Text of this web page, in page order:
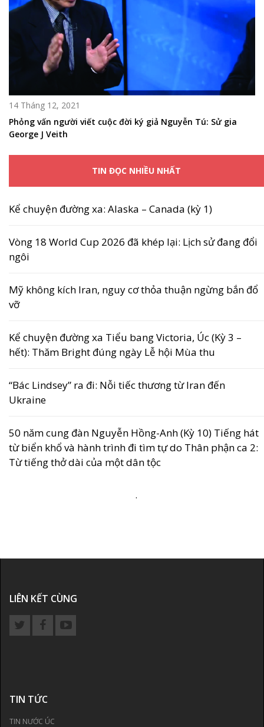
14 Tháng 12, 2021
Phỏng vấn người viết cuộc đời ký giả Nguyễn Tú: Sử gia
George J Veith
TIN ĐỌC NHIỀU NHẤT
Kể chuyện đường xa: Alaska – Canada (kỳ 1)
Vòng 18 World Cup 2026 đã khép lại: Lịch sử đang đổi
ngôi
Mỹ không kích Iran, nguy cơ thỏa thuận ngừng bắn đổ
vỡ
Kể chuyện đường xa Tiểu bang Victoria, Úc (Kỳ 3 –
hết): Thăm Bright đúng ngày Lễ hội Mùa thu
“Bác Lindsey” ra đi: Nỗi tiếc thương từ Iran đến
Ukraine
50 năm cung đàn Nguyễn Hồng-Anh (Kỳ 10) Tiếng hát
từ biển khổ và hành trình đi tìm tự do Thân phận ca 2:
Từ tiếng thở dài của một dân tộc
.
LIÊN KẾT CÙNG
TIN TỨC
TIN NƯỚC ÚC